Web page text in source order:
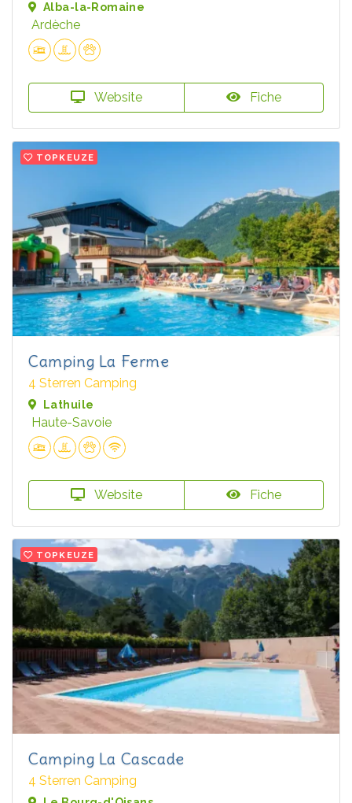
Alba-la-Romaine
Ardèche
Website Fiche
TOPKEUZE
Camping La Ferme
4 Sterren Camping
Lathuile
Haute-Savoie
Website Fiche
TOPKEUZE
Camping La Cascade
4 Sterren Camping